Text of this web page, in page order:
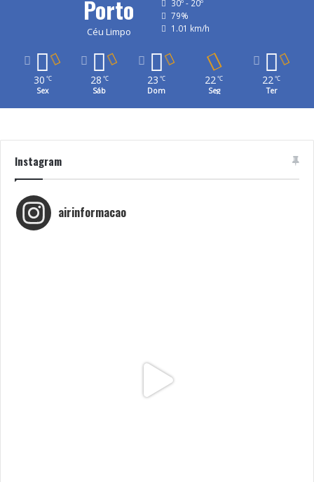
Porto
Céu Limpo
30º - 20º
79%
1.01 km/h
30 ℃
Sex
28 ℃
Sáb
23 ℃
Dom
22℃
Seg
22℃
Ter
Instagram
airinformacao